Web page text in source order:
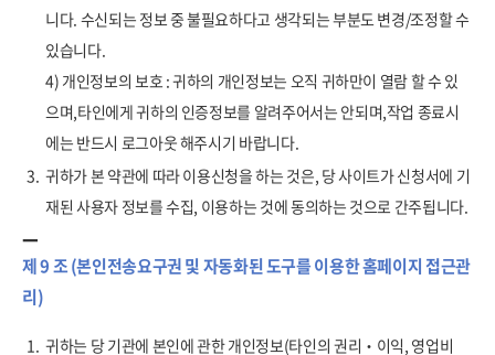
니다. 수신되는 정보 중 불필요하다고 생각되는 부분도 변경/조정할 수
있습니다.
4) 개인정보의 보호 : 귀하의 개인정보는 오직 귀하만이 열람 할 수 있
으며,타인에게 귀하의 인증정보를 알려주어서는 안되며,작업 종료시
에는 반드시 로그아웃 해주시기 바랍니다.
3. 귀하가 본 약관에 따라 이용신청을 하는 것은, 당 사이트가 신청서에 기
재된 사용자 정보를 수집, 이용하는 것에 동의하는 것으로 간주됩니다.
제 9 조 (본인전송요구권 및 자동화된 도구를 이용한 홈페이지 접근관
리)
1. 귀하는 당 기관에 본인에 관한 개인정보(타인의 권리‧이익, 영업비